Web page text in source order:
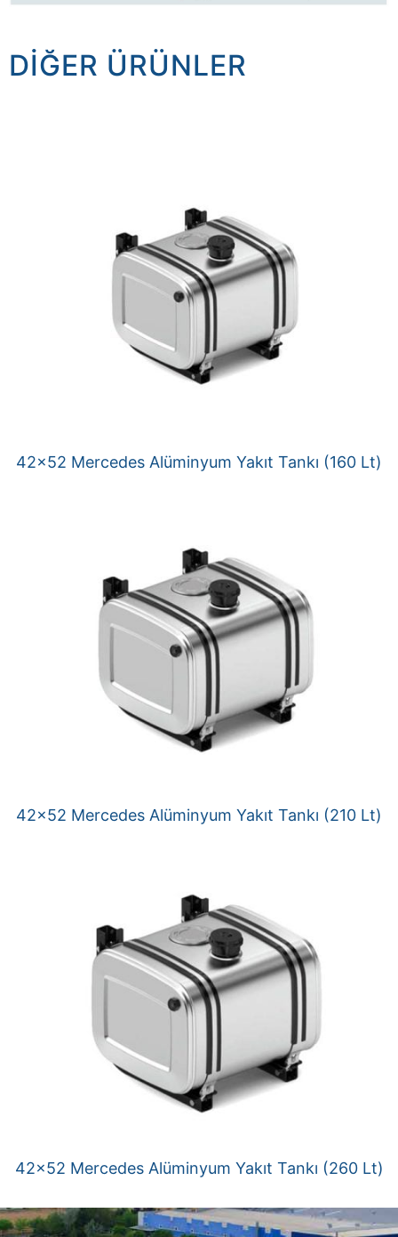
DIĞER ÜRÜNLER
42×52 Mercedes Alüminyum Yakıt Tankı (160 Lt)
42×52 Mercedes Alüminyum Yakıt Tankı (210 Lt)
42×52 Mercedes Alüminyum Yakıt Tankı (260 Lt)